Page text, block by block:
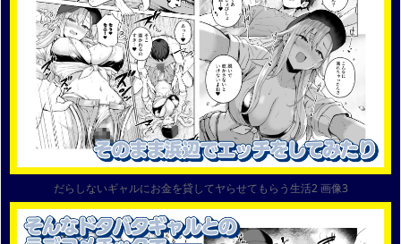
だらしないギャルにお金を貸してヤらせてもらう生活2 画像3